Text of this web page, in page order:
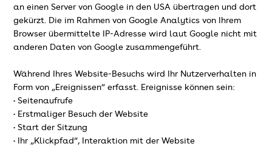
an einen Server von Google in den USA übertragen und dort
gekürzt. Die im Rahmen von Google Analytics von Ihrem
Browser übermittelte IP-Adresse wird laut Google nicht mit
anderen Daten von Google zusammengeführt.
Während Ihres Website-Besuchs wird Ihr Nutzerverhalten in
Form von „Ereignissen“ erfasst. Ereignisse können sein:
• Seitenaufrufe
• Erstmaliger Besuch der Website
• Start der Sitzung
• Ihr „Klickpfad“, Interaktion mit der Website